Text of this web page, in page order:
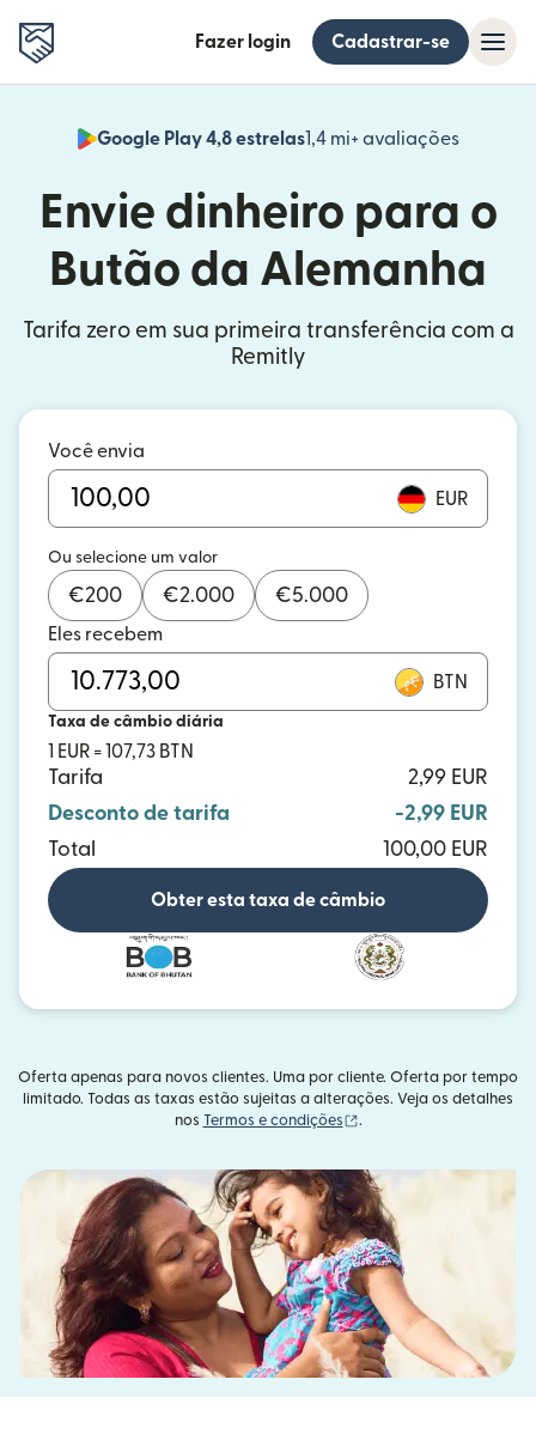
Fazer login Cadastrar-se
Google Play 4,8 estrelas1,4 mi+ avaliações
(abre
Envie dinheiro para o
Butão da Alemanha
Tarifa zero em sua primeira transferência com a
Remitly
Você envia
EUR
Ou selecione um valor
€200 €2.000 €5.000
Eles recebem
BTN
Taxa de câmbio diária
1 EUR = 107,73 BTN
Tarifa
2,99 EUR
Desconto de tarifa
-2,99 EUR
Total
100,00 EUR
Obter esta taxa de câmbio
Oferta apenas para novos clientes. Uma por cliente. Oferta por tempo
limitado. Todas as taxas estão sujeitas a alterações. Veja os detalhes
nos Termos e condições (abre em uma nova
.